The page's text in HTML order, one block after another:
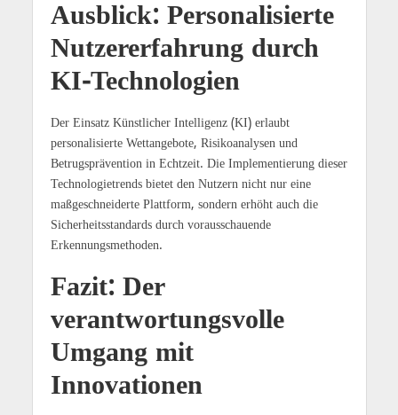
Ausblick: Personalisierte
Nutzererfahrung durch
KI-Technologien
Der Einsatz Künstlicher Intelligenz (KI) erlaubt
personalisierte Wettangebote, Risikoanalysen und
Betrugsprävention in Echtzeit. Die Implementierung dieser
Technologietrends bietet den Nutzern nicht nur eine
maßgeschneiderte Plattform, sondern erhöht auch die
Sicherheitsstandards durch vorausschauende
Erkennungsmethoden.
Fazit: Der
verantwortungsvolle
Umgang mit
Innovationen